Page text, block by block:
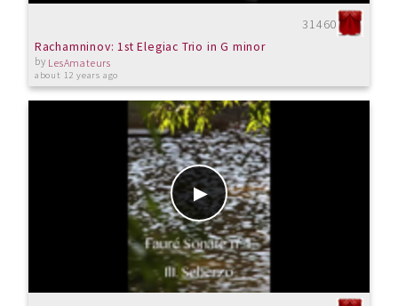
31460
Rachamninov: 1st Elegiac Trio in G minor
by LesAmateurs
about 12 years ago